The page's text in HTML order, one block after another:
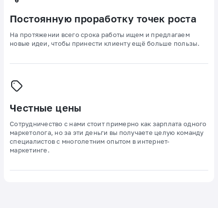
Постоянную проработку точек роста
На протяжении всего срока работы ищем и предлагаем
новые идеи, чтобы принести клиенту ещё больше пользы.
Честные цены
Сотрудничество с нами стоит примерно как зарплата одного
маркетолога, но за эти деньги вы получаете целую команду
специалистов с многолетним опытом в интернет-
маркетинге.